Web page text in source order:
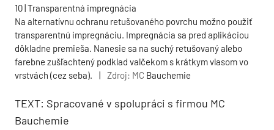
10 | Transparentná impregnácia
Na alternatívnu ochranu retušovaného povrchu možno použiť
transparentnú impregnáciu. Impregnácia sa pred aplikáciou
dôkladne premieša. Nanesie sa na suchý retušovaný alebo
farebne zušľachtený podklad valčekom s krátkym vlasom vo
vrstvách (cez seba).
| Zdroj: MC Bauchemie
TEXT: Spracované v spolupráci s firmou MC
Bauchemie